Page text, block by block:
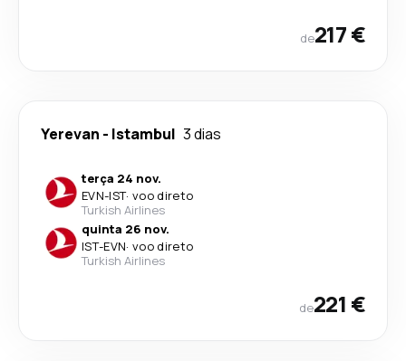
de217 €
Yerevan - Istambul 3 dias
terça 24 nov.
EVN-IST· voo direto
Turkish Airlines
quinta 26 nov.
IST-EVN· voo direto
Turkish Airlines
de221 €